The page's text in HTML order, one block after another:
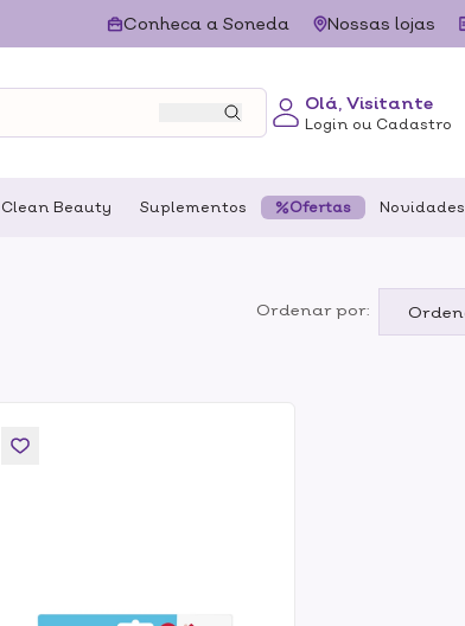
Conheca a Soneda Nossas lojas
Olá, Visitante
Login ou Cadastro
Clean Beauty Suplementos Ofertas Novidades
Ordenar por: